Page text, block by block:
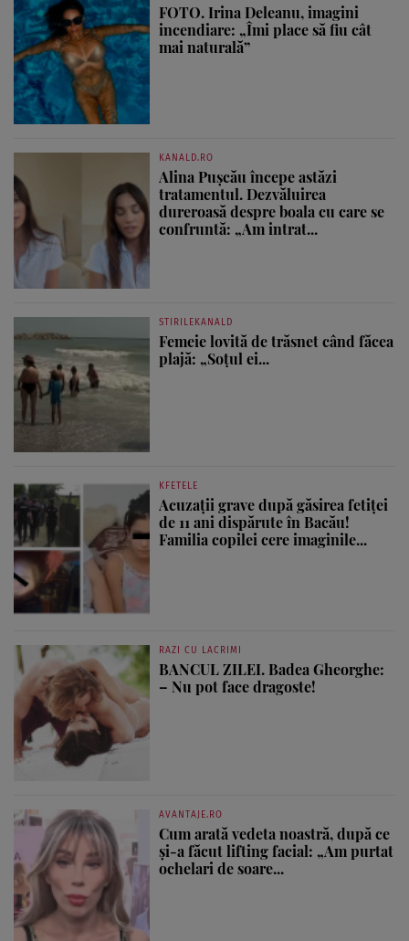
FOTO. Irina Deleanu, imagini
incendiare: „Îmi place să fiu cât
mai naturală”
KANALD.RO
Alina Pușcău începe astăzi
tratamentul. Dezvăluirea
dureroasă despre boala cu care se
confruntă: „Am intrat...
STIRILEKANALD
Femeie lovită de trăsnet când făcea
plajă: „Soțul ei...
KFETELE
Acuzații grave după găsirea fetiței
de 11 ani dispărute în Bacău!
Familia copilei cere imaginile...
RAZI CU LACRIMI
BANCUL ZILEI. Badea Gheorghe:
– Nu pot face dragoste!
AVANTAJE.RO
Cum arată vedeta noastră, după ce
și-a făcut lifting facial: „Am purtat
ochelari de soare...